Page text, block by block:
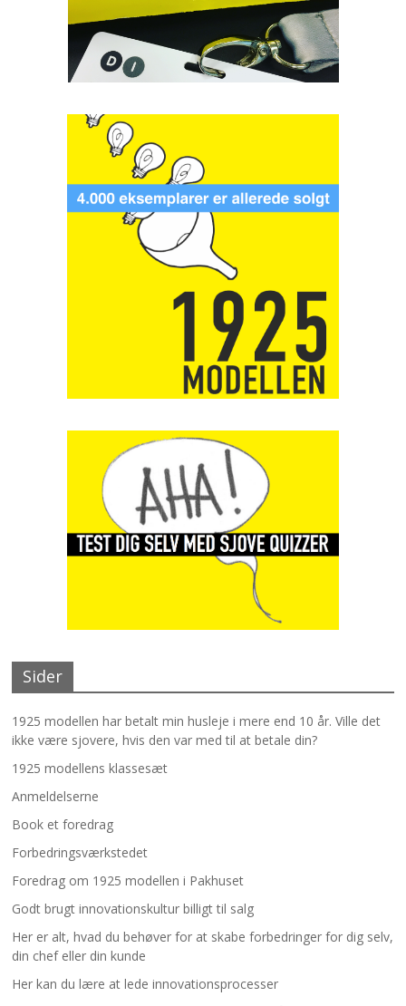
Sider
1925 modellen har betalt min husleje i mere end 10 år. Ville det
ikke være sjovere, hvis den var med til at betale din?
1925 modellens klassesæt
Anmeldelserne
Book et foredrag
Forbedringsværkstedet
Foredrag om 1925 modellen i Pakhuset
Godt brugt innovationskultur billigt til salg
Her er alt, hvad du behøver for at skabe forbedringer for dig selv,
din chef eller din kunde
Her kan du lære at lede innovationsprocesser